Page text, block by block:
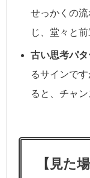
せっかくの
じ、堂々と前
古い思考パ
るサインで
ると、チャ
【見た